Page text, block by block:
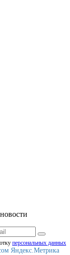
персональныx данных
Яндекс.Метрика